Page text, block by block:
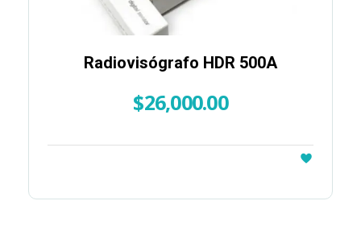
Radiovisógrafo HDR 500A
$26,000.00